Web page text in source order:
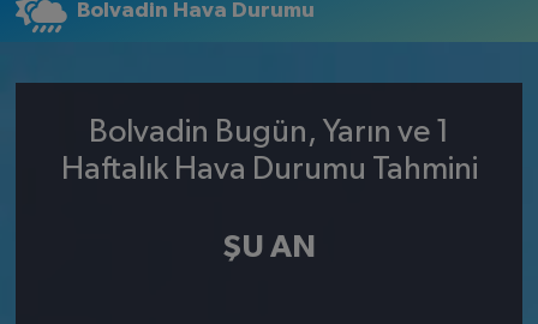
Bolvadin Hava Durumu
Bolvadin Bugün, Yarın ve 1
Haftalık Hava Durumu Tahmini
ŞU AN
Süper Lig Puan Durumu ve Fikstür